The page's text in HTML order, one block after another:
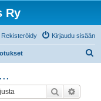
Ry
Kirjaudu sisään
Rekisteröidy
Etsi